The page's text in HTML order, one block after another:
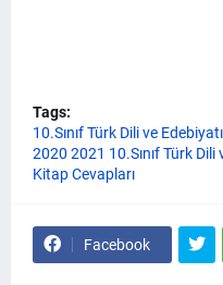
Tags:
10.Sınıf Türk Dili ve
2020 2021 10.Sınıf Türk Dili
Kitap Cevapları
Facebook